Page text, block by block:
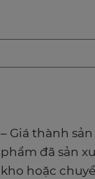
– Giá thành
phẩm đã sản
kho hoặc